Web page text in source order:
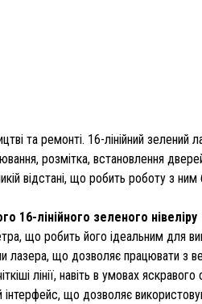
та ремонті. 16-лінійний зелений
розмітка, встановлення
відстані, що робить роботу з
16-лінійного зеленого нівеліру
що робить його ідеальним для
лазера, що дозволяє працювати з
лінії, навіть в умовах
інтерфейс, що дозволяє